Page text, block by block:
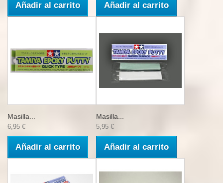
Añadir al carrito Añadir al carrito
Masilla...
6,95 €
Añadir al carrito
Masilla...
5,95 €
Añadir al carrito